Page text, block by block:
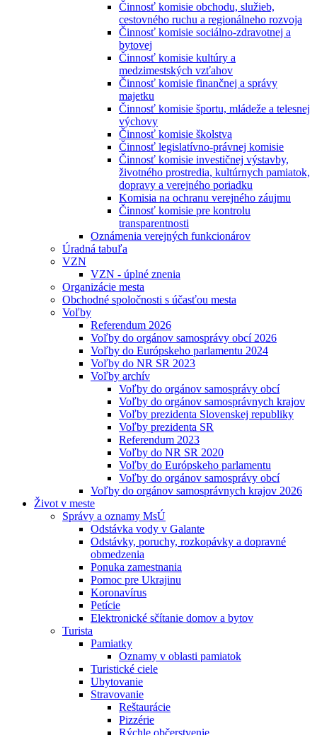
Činnosť komisie obchodu, služieb,
cestovného ruchu a regionálneho rozvoja
Činnosť komisie sociálno-zdravotnej a
bytovej
Činnosť komisie kultúry a
medzimestských vzťahov
Činnosť komisie finančnej a správy
majetku
Činnosť komisie športu, mládeže a telesnej
výchovy
Činnosť komisie školstva
Činnosť legislatívno-právnej komisie
Činnosť komisie investičnej výstavby,
životného prostredia, kultúrnych pamiatok,
dopravy a verejného poriadku
Komisia na ochranu verejného záujmu
Činnosť komisie pre kontrolu
transparentnosti
Oznámenia verejných funkcionárov
Úradná tabuľa
VZN
VZN - úplné znenia
Organizácie mesta
Obchodné spoločnosti s účasťou mesta
Voľby
Referendum 2026
Voľby do orgánov samosprávy obcí 2026
Voľby do Európskeho parlamentu 2024
Voľby do NR SR 2023
Voľby archív
Voľby do orgánov samosprávy obcí
Voľby do orgánov samosprávnych krajov
Voľby prezidenta Slovenskej republiky
Voľby prezidenta SR
Referendum 2023
Voľby do NR SR 2020
Voľby do Európskeho parlamentu
Voľby do orgánov samosprávy obcí
Voľby do orgánov samosprávnych krajov 2026
Život v meste
Správy a oznamy MsÚ
Odstávka vody v Galante
Odstávky, poruchy, rozkopávky a dopravné
obmedzenia
Ponuka zamestnania
Pomoc pre Ukrajinu
Koronavírus
Petície
Elektronické sčítanie domov a bytov
Turista
Pamiatky
Oznamy v oblasti pamiatok
Turistické ciele
Ubytovanie
Stravovanie
Reštaurácie
Pizzérie
Rýchle občerstvenie